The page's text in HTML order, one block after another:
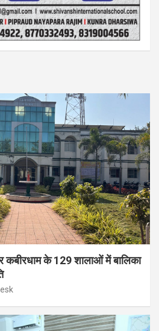
कबीरधाम के 129 शालाओं में बालिका